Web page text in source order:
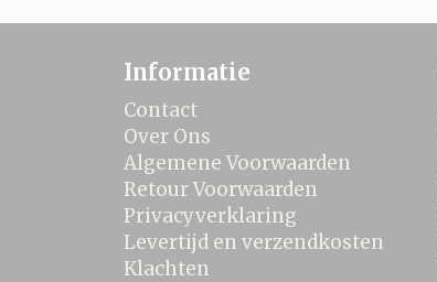
Informatie
Contact
Over Ons
Algemene Voorwaarden
Retour Voorwaarden
Privacyverklaring
Levertijd en verzendkosten
Klachten